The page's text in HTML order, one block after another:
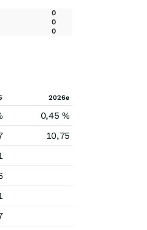
0
0
0
2026e
0,45 %
10,75